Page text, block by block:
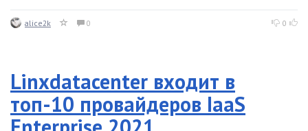
alice2k 0 0
Linxdatacenter входит в
топ-10 провайдеров IaaS